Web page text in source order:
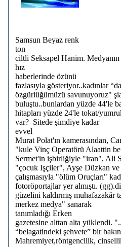
Samsun Beyaz renk
ton
ciltli Seksapel Hanim.
hız
haberlerinde özünü
fazlasıyla gösteriyor..kadınlar
özgürlüğümüzü savunuyoruz"
buluştu..bunlardan yüzde 44'le
hitapları yüzde 24'le tokat/
var? Sitede şimdiye kadar
evvel
Murat Polat'ın kamerasından,
"kule Vinç Operatörü Alaattin
Sermet'in işbirliğiyle "iran", Ali
"çocuk Işçiler", Ayşe Düzkan ve
çalışmasıyla "ölüm Oruçları"
fotoröportajlar yer almıştı.
güzelini kaldırmış muhafazakâr
merkez medya" sanarak
tanımladığı Erken
gazetesine alttan alta yüklendi.
“belagatindeki şehvete” bir
Mahremiyet,röntgencilik,